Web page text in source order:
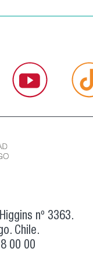
nº 3363.
Chile.
00 00